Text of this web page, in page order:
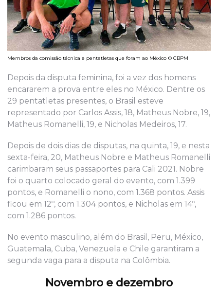
Membros da comissão técnica e pentatletas que foram ao México © CBPM
Depois da disputa feminina, foi a vez dos homens
encararem a prova entre eles no México. Dentre os
29 pentatletas presentes, o Brasil esteve
representado por Carlos Assis, 18, Matheus Nobre, 19,
Matheus Romanelli, 19, e Nicholas Medeiros, 17.
Depois de dois dias de disputas, na quinta, 19, e nesta
sexta-feira, 20, Matheus Nobre e Matheus Romanelli
carimbaram seus passaportes para Cali 2021. Nobre
foi o quarto colocado geral do evento, com 1.399
pontos, e Romanelli o nono, com 1.368 pontos. Assis
ficou em 12º, com 1.304 pontos, e Nicholas em 14º,
com 1.286 pontos.
No evento masculino, além do Brasil, Peru, México,
Guatemala, Cuba, Venezuela e Chile garantiram a
segunda vaga para a disputa na Colômbia.
Novembro e dezembro